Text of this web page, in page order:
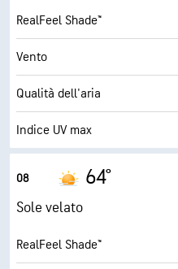
Nuvolosità
Visibilità
Strato di nuvole
RealFeel Shade™
Vento
Qualità dell'aria
Indice UV max
Umidità
Punto di rugiada
08 64°
Sole velato
RealFeel Shade™